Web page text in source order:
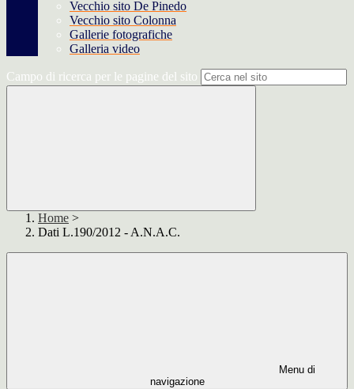
Vecchio sito De Pinedo
Vecchio sito Colonna
Gallerie fotografiche
Galleria video
Campo di ricerca per le pagine del sito
Home >
Dati L.190/2012 - A.N.A.C.
Menu di
navigazione